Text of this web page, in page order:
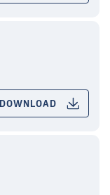
DOWNLOAD